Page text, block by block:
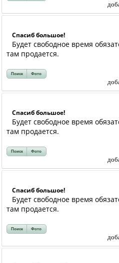
Спасиб большое!
Будет свободное время
там продается.
Поиск Фото
Спасиб большое!
Будет свободное время
там продается.
Поиск Фото
Спасиб большое!
Будет свободное время
там продается.
Поиск Фото